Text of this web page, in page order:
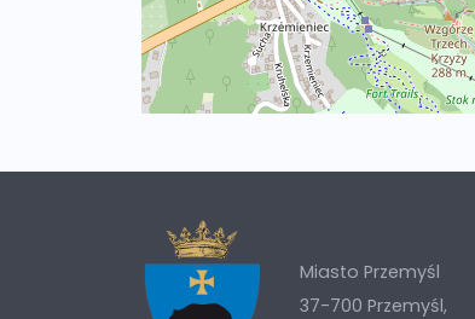
Miasto Przemyśl
37-700 Przemyśl,